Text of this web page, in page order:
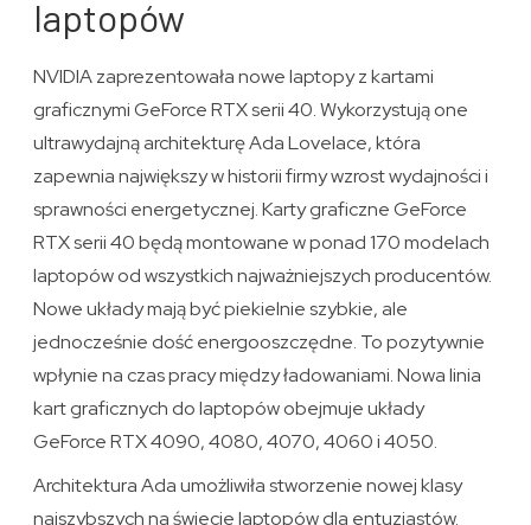
laptopów
NVIDIA zaprezentowała nowe laptopy z kartami
graficznymi GeForce RTX serii 40. Wykorzystują one
ultrawydajną architekturę Ada Lovelace, która
zapewnia największy w historii firmy wzrost wydajności i
sprawności energetycznej. Karty graficzne GeForce
RTX serii 40 będą montowane w ponad 170 modelach
laptopów od wszystkich najważniejszych producentów.
Nowe układy mają być piekielnie szybkie, ale
jednocześnie dość energooszczędne. To pozytywnie
wpłynie na czas pracy między ładowaniami. Nowa linia
kart graficznych do laptopów obejmuje układy
GeForce RTX 4090, 4080, 4070, 4060 i 4050.
Architektura Ada umożliwiła stworzenie nowej klasy
najszybszych na świecie laptopów dla entuzjastów.